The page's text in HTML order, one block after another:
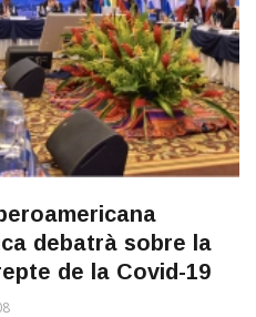
debatrà sobre la
de la Covid-19